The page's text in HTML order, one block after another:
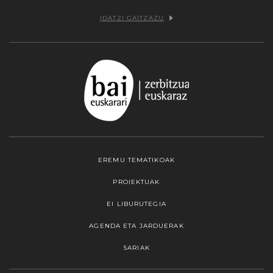
IDATZI GAITZAZU
EREMU TEMATIKOAK
PROIEKTUAK
EI LIBURUTEGIA
AGENDA ETA JARDUERAK
SARIAK